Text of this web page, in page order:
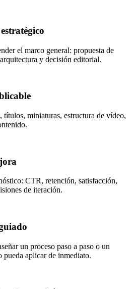
el marco general: propuesta de
y decisión editorial.
títulos, miniaturas, estructura de vídeo,
CTR, retención, satisfacción,
de iteración.
un proceso paso a paso o un
pueda aplicar de inmediato.